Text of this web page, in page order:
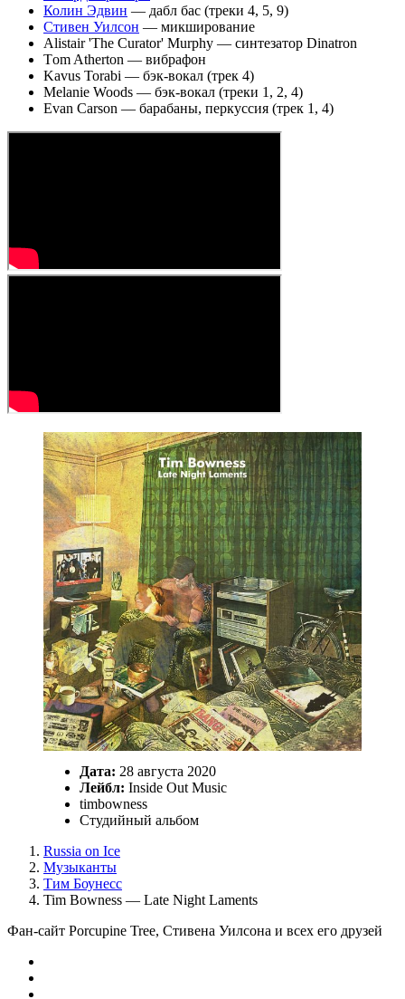
Колин Эдвин — дабл бас (треки 4, 5, 9)
Стивен Уилсон — микширование
Alistair 'The Curator' Murphy — синтезатор Dinatron
Тom Atherton — вибрафон
Kavus Torabi — бэк-вокал (трек 4)
Melanie Woods — бэк-вокал (треки 1, 2, 4)
Evan Carson — барабаны, перкуссия (трек 1, 4)
Дата: 28 августа 2020
Лейбл: Inside Out Music
timbowness
Студийный альбом
Russia on Ice
Музыканты
Тим Боунесс
Tim Bowness — Late Night Laments
Фан-сайт Porcupine Tree, Стивена Уилсона и всех его друзей